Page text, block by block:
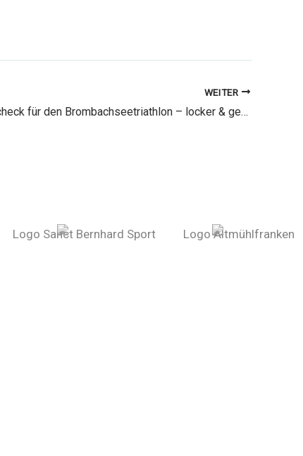
WEITER
Dein Streckencheck für den Brombachseetriathlon – locker & gemeinsam